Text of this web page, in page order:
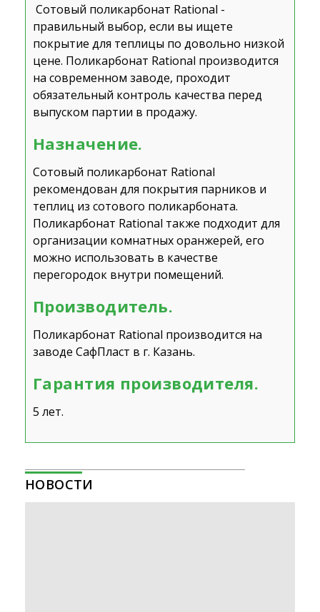
НОВОСТИ
Сотовый поликарбонат Rational -
правильный выбор, если вы ищете
покрытие для теплицы по довольно низкой
цене. Поликарбонат Rational производится
на современном заводе, проходит
обязательный контроль качества перед
выпуском партии в продажу.
Назначение.
Сотовый поликарбонат Rational
рекомендован для покрытия парников и
теплиц из сотового поликарбоната.
Поликарбонат Rational также подходит для
организации комнатных оранжерей, его
можно использовать в качестве
перегородок внутри помещений.
Производитель.
Поликарбонат Rational производится на
заводе СафПласт в г. Казань.
Гарантия производителя.
5 лет.